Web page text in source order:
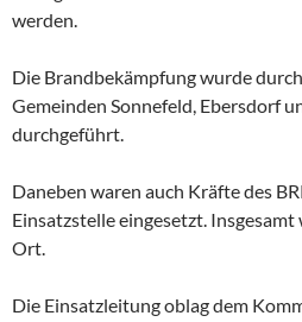
werden.
Die Brandbekämpfung wurde
Gemeinden Sonnefeld, Ebersdorf
durchgeführt.
Daneben waren auch Kräfte des
Einsatzstelle eingesetzt.
Ort.
Die Einsatzleitung oblag dem